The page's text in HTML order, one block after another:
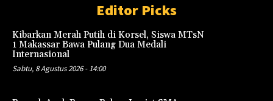
Editor Picks
Kibarkan Merah Putih di Korsel, Siswa MTsN
1 Makassar Bawa Pulang Dua Medali
Internasional
Sabtu, 8 Agustus 2026 - 14:00